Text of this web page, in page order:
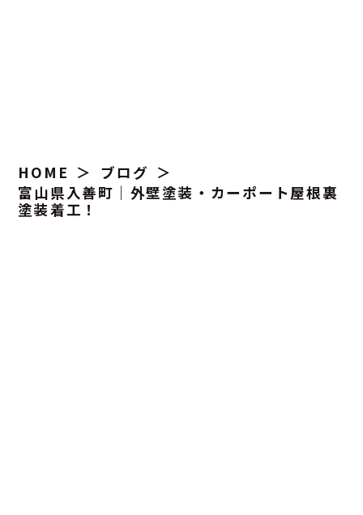
HOME
ブログ
富山県入善町｜外壁塗装・カーポート屋根裏
塗装着工！